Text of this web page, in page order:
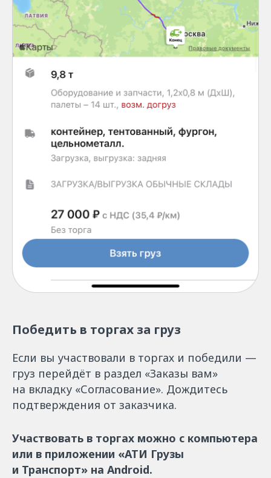
Победить в торгах за груз
Если вы участвовали в торгах и победили —
груз перейдёт в раздел «Заказы вам»
на вкладку «Согласование». Дождитесь
подтверждения от заказчика.
Участвовать в торгах можно с компьютера
или в приложении «АТИ Грузы
и Транспорт» на Android.